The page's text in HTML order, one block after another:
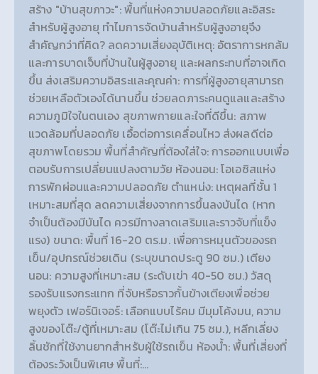
สร้าง "บ้านสุขภาวะ": พื้นที่แห่งความปลอดภัยและอิสระ
สำหรับผู้สูงอายุ ทำไมการจัดบ้านสำหรับผู้สูงอายุจึง
สำคัญกว่าที่คิด? ลดความเสี่ยงอุบัติเหตุ: อัตราการหกล้ม
และการบาดเจ็บที่บ้านในผู้สูงอายุ และผลกระทบที่อาจเกิด
ขึ้น ส่งเสริมความอิสระและคุณค่า: การที่ผู้สูงอายุสามารถ
ช่วยเหลือตัวเองได้นานขึ้น ช่วยลดภาระคนดูแลและสร้าง
ความภูมิใจในตนเอง สุขภาพกายและใจที่ดีขึ้น: สภาพ
แวดล้อมที่ปลอดภัย เอื้อต่อการเคลื่อนไหว ส่งผลดีต่อ
สุขภาพโดยรวม พื้นที่สำคัญที่ต้องใส่ใจ: การออกแบบเพื่อ
ตอบรับการเปลี่ยนแปลงตามวัย ห้องนอน: โอเอซิสแห่ง
การพักผ่อนและความปลอดภัย ตำแหน่ง: เหตุผลที่ชั้น 1
เหมาะสมที่สุด ลดความเสี่ยงจากการขึ้นลงบันได (หาก
จำเป็นต้องมีบันได ควรมีทางลาดเสริมและราวจับที่แข็ง
แรง) ขนาด: พื้นที่ 16-20 ตร.ม. เพื่อการหมุนตัวของรถ
เข็น/อุปกรณ์ช่วยเดิน (ระบุขนาดประตู 90 ซม.) เตียง
นอน: ความสูงที่เหมาะสม (ระดับเข่า 40-50 ซม.) วัสดุ
รองรับแรงกระแทก ที่จับหรือราวกั้นข้างเตียงเพื่อช่วย
พยุงตัว เฟอร์นิเจอร์: เลือกแบบไร้คม มีมุมโค้งมน, ความ
สูงของโต๊ะ/ตู้ที่เหมาะสม (โต๊ะไม่เกิน 75 ซม.), หลีกเลี่ยง
ลิ้นชักที่ใช้งานยากสำหรับผู้ใช้รถเข็น ห้องน้ำ: พื้นที่เสี่ยงที่
ต้องระวังเป็นพิเศษ พื้นที่:…